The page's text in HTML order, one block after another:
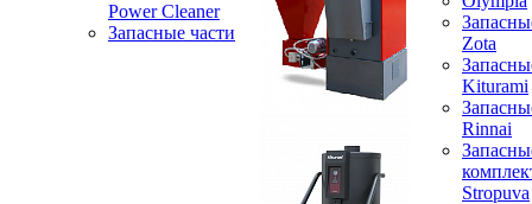
Power Cleaner
Запасные части
Zota
Kiturami
Rinnai
Stropuva